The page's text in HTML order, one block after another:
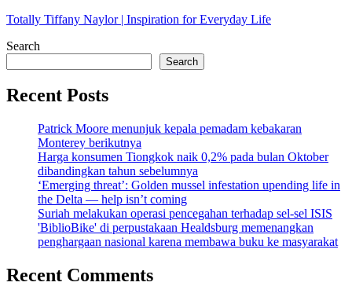
Totally Tiffany Naylor | Inspiration for Everyday Life
Search
Search
Recent Posts
Patrick Moore menunjuk kepala pemadam kebakaran
Monterey berikutnya
Harga konsumen Tiongkok naik 0,2% pada bulan Oktober
dibandingkan tahun sebelumnya
‘Emerging threat’: Golden mussel infestation upending life in
the Delta — help isn’t coming
Suriah melakukan operasi pencegahan terhadap sel-sel ISIS
'BiblioBike' di perpustakaan Healdsburg memenangkan
penghargaan nasional karena membawa buku ke masyarakat
Recent Comments